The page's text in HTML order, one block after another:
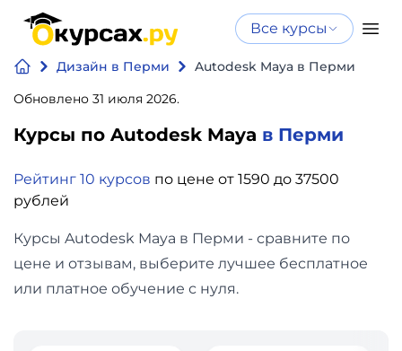
Все курсы
Дизайн в Перми
Autodesk Maya в Перми
Обновлено 31 июля 2026.
Курсы по Autodesk Maya в Перми
Рейтинг 10 курсов по цене от 1590 до 37500
рублей
Курсы Autodesk Maya в Перми - сравните по
цене и отзывам, выберите лучшее бесплатное
или платное обучение с нуля.
Нейросеть
Программирование
Бизнес
и
финансы
Дизайн
Курсы по
искусственному
Курсы по нейросетям